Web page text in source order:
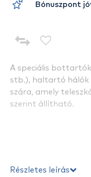
A speciális
stb.), haltartó hálók
szára, amely
szerint állítható.
Részletes leírás
Bónuszpont